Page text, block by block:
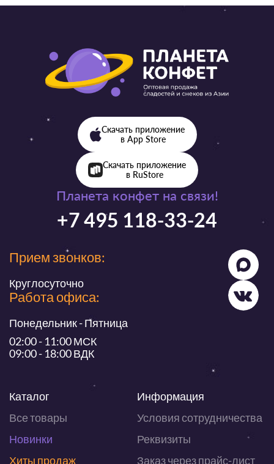
Планета конфет на связи!
+7 495 118-33-24
Прием звонков:
Круглосуточно
Работа офиса:
Понедельник - Пятница
02:00 - 11:00 МСК
09:00 - 18:00 ВДК
Каталог
Все товары
Новинки
Хиты продаж
Информация
Условия сотрудничества
Реквизиты
Заказ через прайс-лист
Скачать приложение
в App Store
Скачать приложение
в RuStore